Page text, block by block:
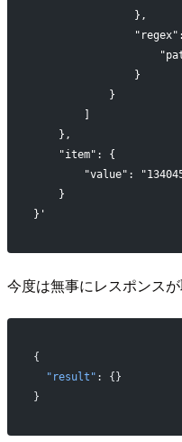
                },
                }
            }
    },
    "item": {
"value":
    }
}'
今度は無事にレスポンスが
{
  "result"
: {}
}